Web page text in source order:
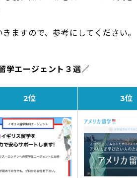
ますので、参考にしてください。
学エージェント３選／
2位 3位